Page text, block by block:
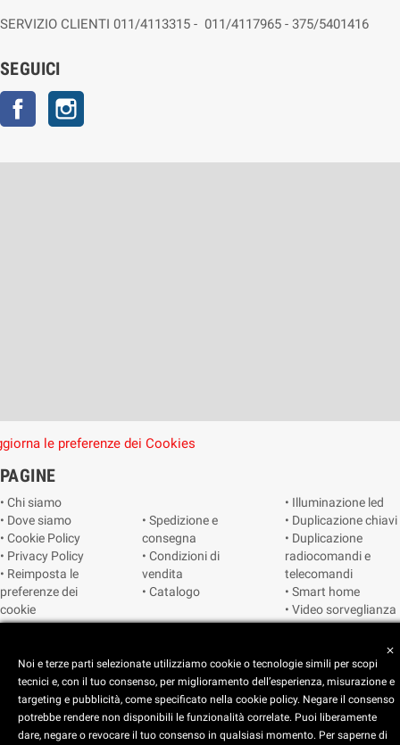
SERVIZIO CLIENTI 011/4113315 - 011/4117965 - 375/5401416
SEGUICI
Facebook
le preferenze dei Cookies
PAGINE
• Chi siamo
• Dove siamo
• Cookie Policy
• Privacy Policy
• Reimposta le
preferenze dei
cookie
• Spedizione e
consegna
• Condizioni di
vendita
• Catalogo
• Illuminazione led
• Duplicazione chiavi
• Duplicazione
radiocomandi e
telecomandi
• Smart home
• Video sorveglianza
Copyright © 2025 CEART | Negozio di elettronica Torino close
Noi e terze parti selezionate utilizziamo cookie o tecnologie simili per scopi
tecnici e, con il tuo consenso, per miglioramento dell’esperienza, misurazione e
targeting e pubblicità, come specificato nella cookie policy. Negare il consenso
potrebbe rendere non disponibili le funzionalità correlate. Puoi liberamente
dare, negare o revocare il tuo consenso in qualsiasi momento. Per saperne di